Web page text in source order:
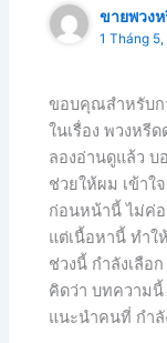
ขายพวง
1 Tháng
ขอบคุณสำหรับ
ในเรื่อง พวงหรี
ลองอ่านดูแล้ว บ
ช่วยให้ผม เข้าใ
ก่อนหน้านี้ ไม่ค่อ
แต่เนื้อหานี้ ทำใ
ช่วงนี้ กำลังเลือ
คิดว่า บทความ
แนะนำคนที่ กำลั